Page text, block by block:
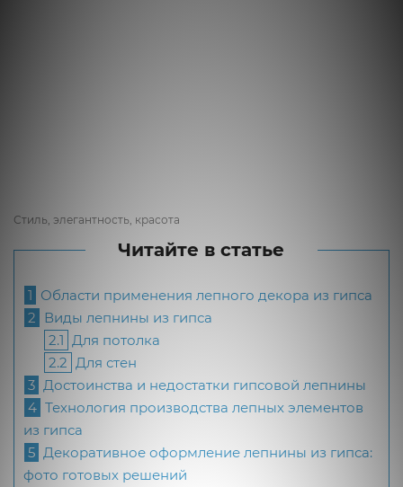
Стиль, элегантность, красота
Читайте в статье
1 Области применения лепного декора из гипса
2 Виды лепнины из гипса
2.1 Для потолка
2.2 Для стен
3 Достоинства и недостатки гипсовой лепнины
4 Технология производства лепных элементов
из гипса
5 Декоративное оформление лепнины из гипса:
фото готовых решений